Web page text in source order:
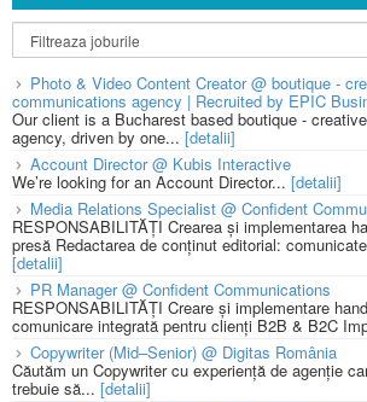
Photo & Video Content Creator @ boutique -
communications agency | Recruited by EPIC
Our client is a Bucharest based boutique -
agency, driven by one... [detalii]
Account Director @ Kubis Interactive
We’re looking for an Account Director... [detalii]
Media Relations Specialist @ Confident
RESPONSABILITĂȚI Crearea și implementarea
presă Redactarea de conținut editorial:
[detalii]
PR Manager @ Confident Communications
RESPONSABILITĂȚI Creare și implementare
comunicare integrată pentru clienți B2B & B2C
Copywriter (Mid–Senior) @ Digitas România
Căutăm un Copywriter cu experiență de agenție
trebuie să... [detalii]